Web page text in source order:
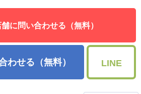
に問い合わせる（無料）
わせる（無料） LINE